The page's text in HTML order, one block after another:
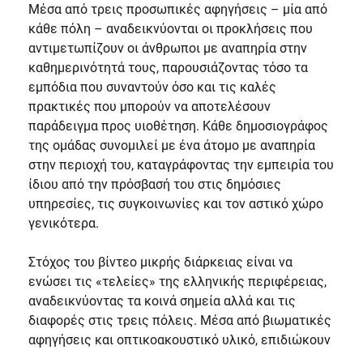
Μέσα από τρεις προσωπικές αφηγήσεις – μία από
κάθε πόλη – αναδεικνύονται οι προκλήσεις που
αντιμετωπίζουν οι άνθρωποι με αναπηρία στην
καθημερινότητά τους, παρουσιάζοντας τόσο τα
εμπόδια που συναντούν όσο και τις καλές
πρακτικές που μπορούν να αποτελέσουν
παράδειγμα προς υιοθέτηση. Κάθε δημοσιογράφος
της ομάδας συνομιλεί με ένα άτομο με αναπηρία
στην περιοχή του, καταγράφοντας την εμπειρία του
ίδιου από την πρόσβασή του στις δημόσιες
υπηρεσίες, τις συγκοινωνίες και τον αστικό χώρο
γενικότερα.
Στόχος του βίντεο μικρής διάρκειας είναι να
ενώσει τις «τελείες» της ελληνικής περιφέρειας,
αναδεικνύοντας τα κοινά σημεία αλλά και τις
διαφορές στις τρεις πόλεις. Μέσα από βιωματικές
αφηγήσεις και οπτικοακουστικό υλικό, επιδιώκουν